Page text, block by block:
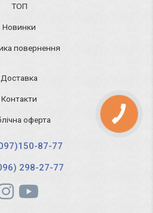
ТОП
Новинки
повернення
Доставка
Контакти
оферта
87-77
298-27-77
КНОПКА
ЗВ'ЯЗКУ